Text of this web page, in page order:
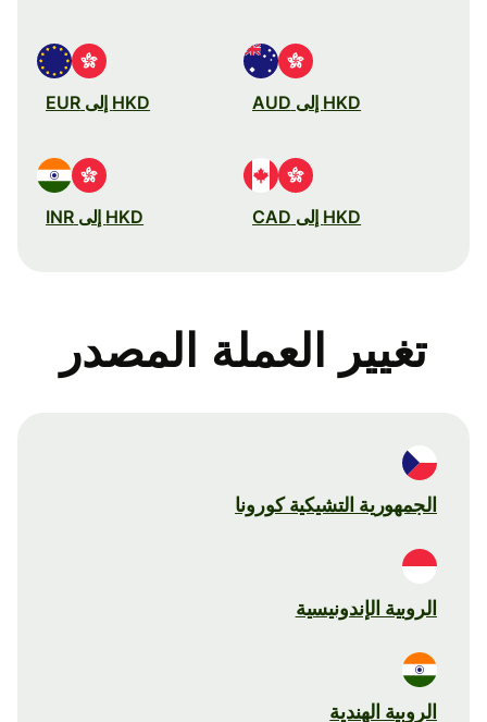
HKD إلى AUD HKD إلى EUR
HKD إلى CAD HKD إلى INR
تغيير العملة المصدر
الجمهورية التشيكية كورونا
الروبية الإندونيسية
الروبية الهندية